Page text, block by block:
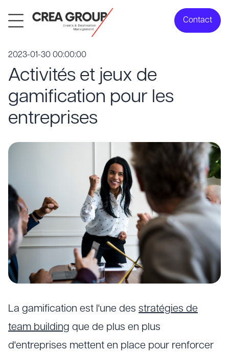
Contact
2023-01-30 00:00:00
Activités et jeux de
gamification pour les
entreprises
La gamification est l'une des stratégies de
team building que de plus en plus
d'entreprises mettent en place pour renforcer